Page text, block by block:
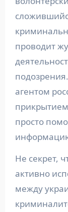
проводит
агентом
просто
Не секрет,
активно
между